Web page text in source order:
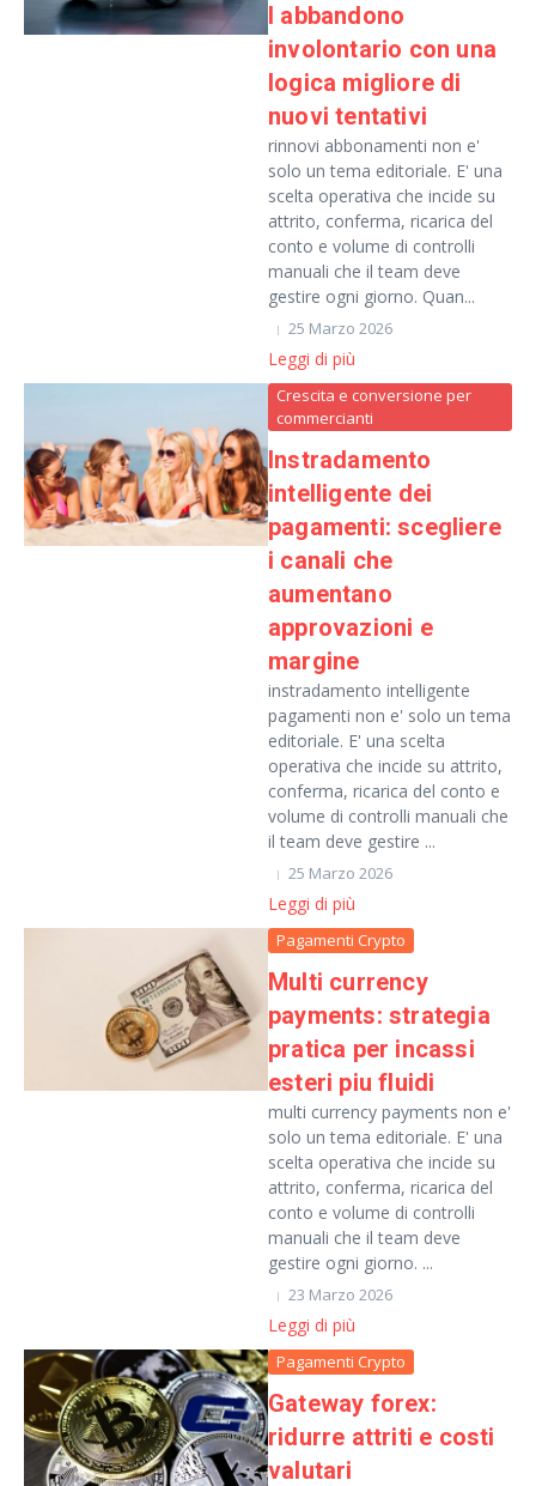
l abbandono
involontario con una
logica migliore di
nuovi tentativi
rinnovi abbonamenti non e'
solo un tema editoriale. E' una
scelta operativa che incide su
attrito, conferma, ricarica del
conto e volume di controlli
manuali che il team deve
gestire ogni giorno. Quan...
25 Marzo 2026
Leggi di più
Crescita e conversione per
commercianti
Instradamento
intelligente dei
pagamenti: scegliere
i canali che
aumentano
approvazioni e
margine
instradamento intelligente
pagamenti non e' solo un tema
editoriale. E' una scelta
operativa che incide su attrito,
conferma, ricarica del conto e
volume di controlli manuali che
il team deve gestire ...
25 Marzo 2026
Leggi di più
Pagamenti Crypto
Multi currency
payments: strategia
pratica per incassi
esteri piu fluidi
multi currency payments non e'
solo un tema editoriale. E' una
scelta operativa che incide su
attrito, conferma, ricarica del
conto e volume di controlli
manuali che il team deve
gestire ogni giorno. ...
23 Marzo 2026
Leggi di più
Pagamenti Crypto
Gateway forex:
ridurre attriti e costi
valutari